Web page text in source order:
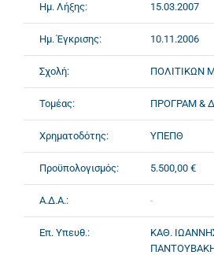
Ημ. Λήξης: 15.03.2007
Ημ. Έγκρισης: 10.11.2006
Σχολή: ΠΟΛΙΤΙΚΩΝ
Τομέας: ΠΡΟΓΡΑΜ &
Χρηματοδότης: ΥΠΕΠΘ
Προϋπολογισμός: 5.500,00 €
Α.Δ.Α.: -
Επ. Υπευθ.:
ΚΑΘ.